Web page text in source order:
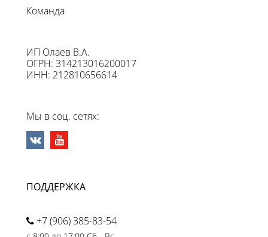
Команда
ИП Олаев В.А.
ОГРН: 314213016200017
ИНН: 212810656614
Мы в соц. сетях:
ПОДДЕРЖКА
+7 (906) 385-83-54